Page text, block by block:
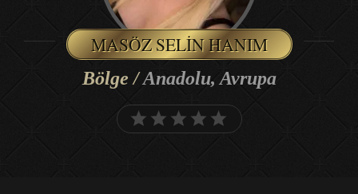
MASÖZ SELIN HANIM
Bölge /Anadolu, Avrupa